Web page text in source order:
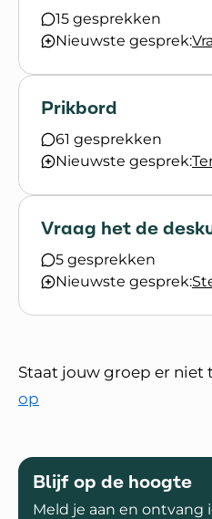
15 gesprekken
Nieuwste gesprek:
Prikbord
61 gesprekken
Nieuwste gesprek:
Vraag het de
5 gesprekken
Nieuwste gesprek:
Staat jouw groep er niet
op
Blijf op de hoogte
Meld je aan en ontvang